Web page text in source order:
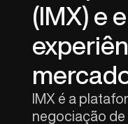
(IMX) e
IMX é a
negociação de